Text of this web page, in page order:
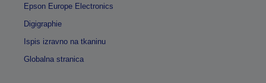
Epson Europe Electronics
Digigraphie
Ispis izravno na tkaninu
Globalna stranica